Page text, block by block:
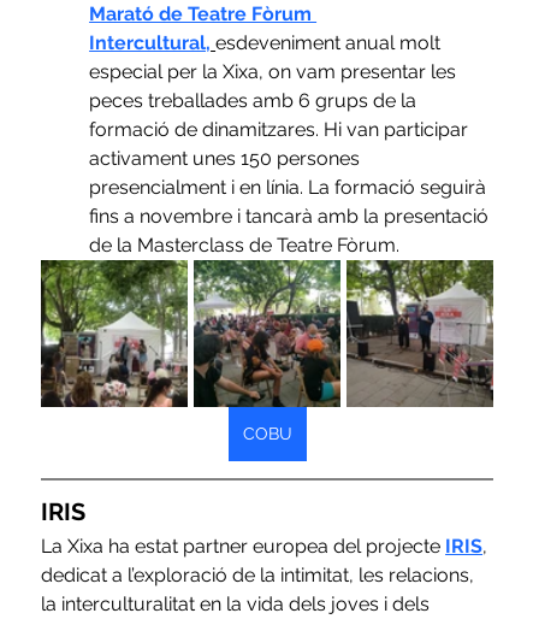
Marató de Teatre Fòrum
Intercultural, esdeveniment anual molt
especial per la Xixa, on vam presentar les
peces treballades amb 6 grups de la
formació de dinamitzares. Hi van participar
activament unes 150 persones
presencialment i en línia. La formació seguirà
fins a novembre i tancarà amb la presentació
de la Masterclass de Teatre Fòrum.
COBU
IRIS
La Xixa ha estat partner europea del projecte IRIS,
dedicat a l’exploració de la intimitat, les relacions,
la interculturalitat en la vida dels joves i dels